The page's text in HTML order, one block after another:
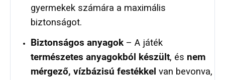
gyermekek számára a maximális
biztonságot.
Biztonságos anyagok – A játék
természetes anyagokból készült, és nem
mérgező, vízbázisú festékkel van bevonva,